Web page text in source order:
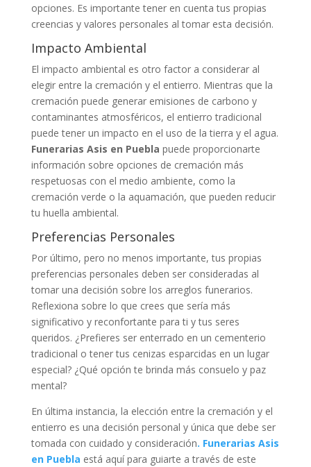
opciones. Es importante tener en cuenta tus propias
creencias y valores personales al tomar esta decisión.
Impacto Ambiental
El impacto ambiental es otro factor a considerar al
elegir entre la cremación y el entierro. Mientras que la
cremación puede generar emisiones de carbono y
contaminantes atmosféricos, el entierro tradicional
puede tener un impacto en el uso de la tierra y el agua.
Funerarias Asis en Puebla puede proporcionarte
información sobre opciones de cremación más
respetuosas con el medio ambiente, como la
cremación verde o la aquamación, que pueden reducir
tu huella ambiental.
Preferencias Personales
Por último, pero no menos importante, tus propias
preferencias personales deben ser consideradas al
tomar una decisión sobre los arreglos funerarios.
Reflexiona sobre lo que crees que sería más
significativo y reconfortante para ti y tus seres
queridos. ¿Prefieres ser enterrado en un cementerio
tradicional o tener tus cenizas esparcidas en un lugar
especial? ¿Qué opción te brinda más consuelo y paz
mental?
En última instancia, la elección entre la cremación y el
entierro es una decisión personal y única que debe ser
tomada con cuidado y consideración. Funerarias Asis
en Puebla está aquí para guiarte a través de este